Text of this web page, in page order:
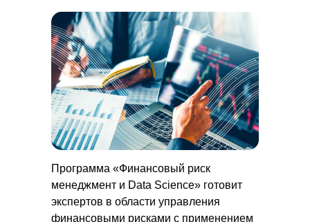
Программа «Финансовый риск
менеджмент и Data Science» готовит
экспертов в области управления
финансовыми рисками с применением